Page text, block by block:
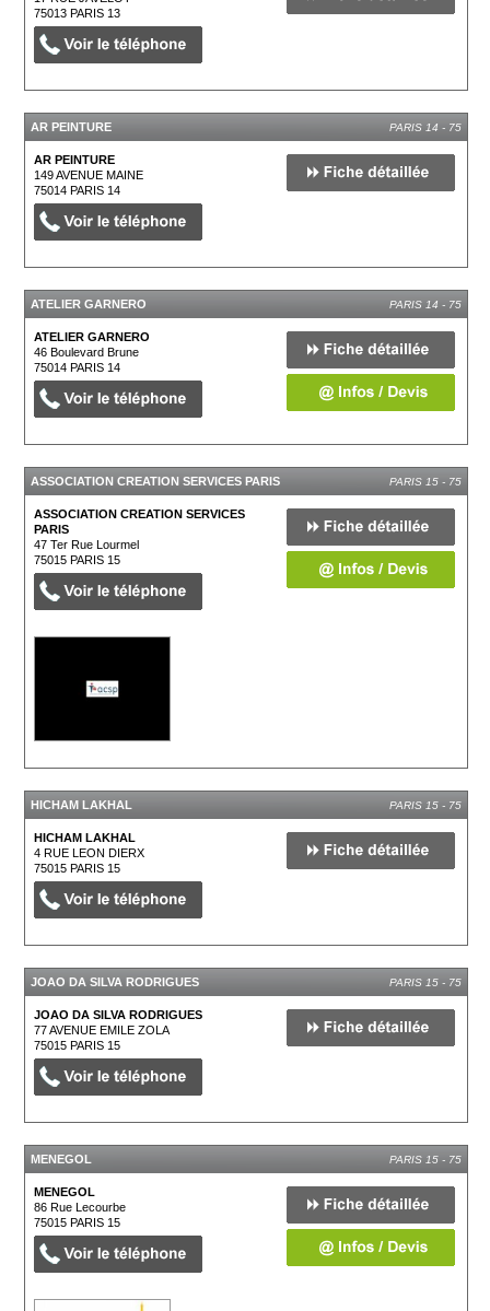
75013PARIS 13
AR PEINTURE PARIS 14 - 75
AR PEINTURE
149 AVENUE MAINE
75014PARIS 14
ATELIER GARNERO PARIS 14 - 75
ATELIER GARNERO
46 Boulevard Brune
75014PARIS 14
ASSOCIATION CREATION SERVICES PARIS PARIS 15 - 75
ASSOCIATION CREATION SERVICES
PARIS
47 Ter Rue Lourmel
75015PARIS 15
HICHAM LAKHAL PARIS 15 - 75
HICHAM LAKHAL
4 RUE LEON DIERX
75015PARIS 15
JOAO DA SILVA RODRIGUES PARIS 15 - 75
JOAO DA SILVA RODRIGUES
77 AVENUE EMILE ZOLA
75015PARIS 15
MENEGOL PARIS 15 - 75
MENEGOL
86 Rue Lecourbe
75015PARIS 15